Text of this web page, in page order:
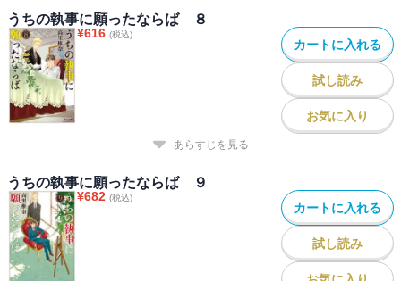
うちの執事に願ったならば ８
¥616 (税込)
カートに入れる
試し読み
お気に入り
あらすじを見る
うちの執事に願ったならば ９
¥682 (税込)
カートに入れる
試し読み